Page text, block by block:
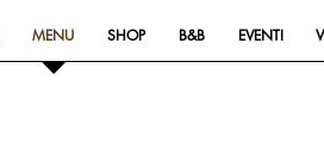
MENU SHOP B&B EVENTI